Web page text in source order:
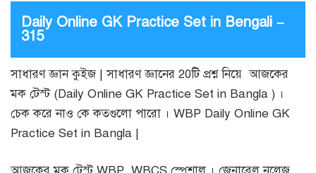
Daily Online GK Practice Set in Bengali –
315
সাধারণ জ্ঞান কুইজ | সাধারণ জ্ঞানের 20টি প্রশ্ন নিয়ে আজকের
মক টেস্ট (Daily Online GK Practice Set in Bangla ) ।
চেক করে নাও কে কতগুলো পারো । WBP Daily Online GK
Practice Set in Bangla |